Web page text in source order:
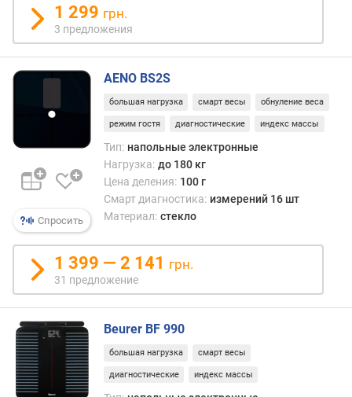
п
р
е
д
л
ж
й
к
и
е
с
т
в
о
и
1 299 грн.
3 предложения
Спросить
AENO BS2S
большая нагрузка смарт весы обнуление веса
режим гостя диагностические индекс массы
Тип: напольные электронные
Нагрузка: до 180 кг
Цена деления: 100 г
Смарт диагностика: измерений 16 шт
Материал: стекло
1 399 — 2 141 грн.
31 предложение
Beurer BF 990
большая нагрузка смарт весы
диагностические индекс массы